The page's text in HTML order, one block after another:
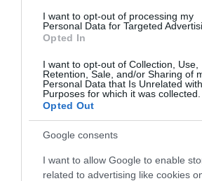
I want to opt-out of processing my
Personal Data for Targeted
Opted In
I want to opt-out of Collection, Use,
Retention, Sale, and/or Sharing of
Personal Data that Is Unrelated
Purposes for which it was collected.
Opted Out
Google consents
I want to allow Google to enable
related to advertising like cookies
Γιατί εμφανίζεται και πώς
γαστρίτιδα;
Η γαστρίτιδα είναι μια φλεγμονή,
βλεννογόνου του στομάχου, που είτε
ξαφνικά, η λεγόμενη οξεία γαστρίτιδα,
γαστρίτιδα. Αν και σε γενικές γραμμές, η
κολλητική, όταν οφείλεται σε
βακτηρίδια) είναι μεταδοτική. Ειδικότερα
του πυλωρού θεωρείται οικογενειακή
21.08.2013 14:26